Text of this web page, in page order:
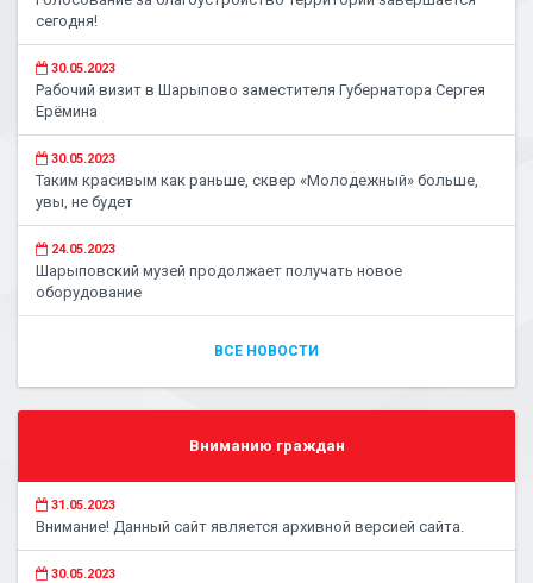
сегодня!
30.05.2023
Рабочий визит в Шарыпово заместителя Губернатора Сергея
Ерёмина
30.05.2023
Таким красивым как раньше, сквер «Молодежный» больше,
увы, не будет
24.05.2023
Шарыповский музей продолжает получать новое
оборудование
ВСЕ НОВОСТИ
Вниманию граждан
31.05.2023
Внимание! Данный сайт является архивной версией сайта.
30.05.2023